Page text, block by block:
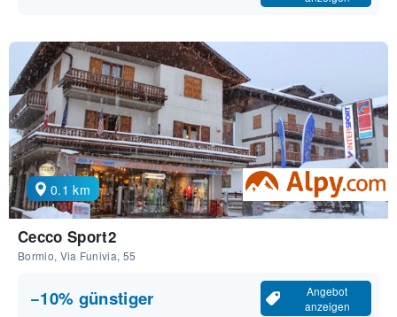
0.1 km
Cecco Sport2
Bormio, Via Funivia, 55
−10% günstiger
Angebot
anzeigen